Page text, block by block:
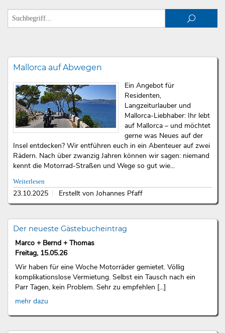
Mallorca auf Abwegen
Ein Angebot für
Residenten,
Langzeiturlauber und
Mallorca-Liebhaber: Ihr lebt
auf Mallorca – und möchtet
gerne was Neues auf der
Insel entdecken? Wir entführen euch in ein Abenteuer auf zwei
Rädern. Nach über zwanzig Jahren können wir sagen: niemand
kennt die Motorrad-Straßen und Wege so gut wie...
Weiterlesen
23.10.2025 Erstellt von Johannes Pfaff
Der neueste Gästebucheintrag
Marco + Bernd + Thomas
Freitag, 15.05.26
Wir haben für eine Woche Motorräder gemietet. Völlig
komplikationslose Vermietung. Selbst ein Tausch nach ein
Parr Tagen, kein Problem. Sehr zu empfehlen [...]
mehr dazu